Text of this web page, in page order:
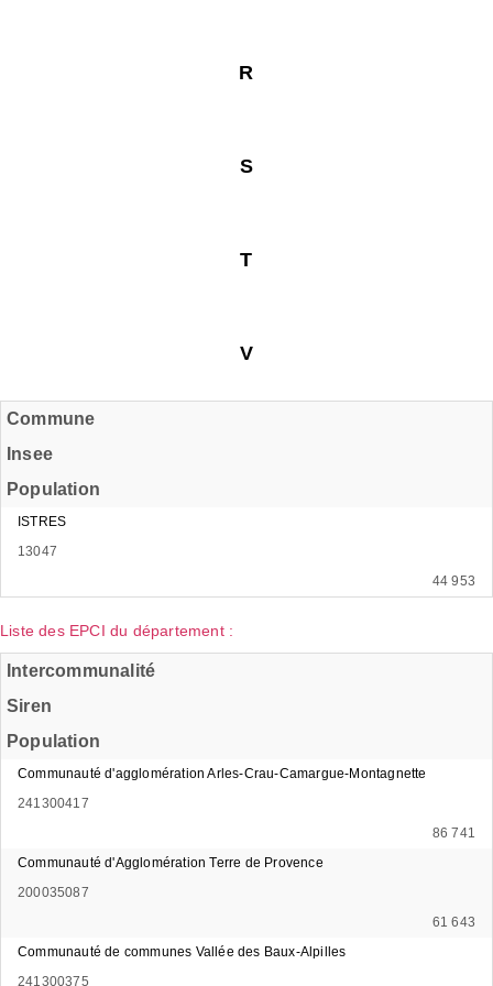
R
S
T
V
Commune
Insee
Population
ISTRES
13047
44 953
Liste des EPCI du département :
Intercommunalité
Siren
Population
Communauté d'agglomération Arles-Crau-Camargue-Montagnette
241300417
86 741
Communauté d'Agglomération Terre de Provence
200035087
61 643
Communauté de communes Vallée des Baux-Alpilles
241300375